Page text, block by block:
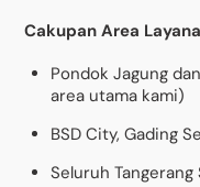
Cakupan Area
Pondok Jagung
area utama kami)
BSD City, Gading
Seluruh